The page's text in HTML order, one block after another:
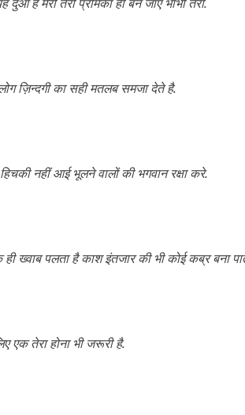
ज़िन्दगी का सही मतलब समजा देते है.
नहीं आई भूलने वालों की भगवान रक्षा करे.
ख्वाब पलता है काश इंतजार की भी कोई कब्र बना
एक तेरा होना भी जरूरी है.